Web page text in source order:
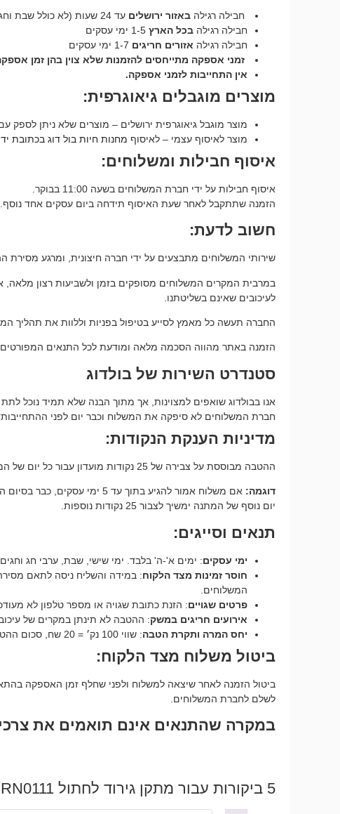
חבילה רגילה באזור ירושלים עד 24 שעות (לא כולל שבת וחג).
חבילה רגילה בכל הארץ
חבילה רגילה אזורים חריגים
זמני אספקה מתייחסים להזמנות שלא צוין בהן זמן
אין התחייבות לזמני אספקה.
מוצרים מוגבלים גיאוגרפית:
מוצר מוגבל גיאוגרפית ירושלים – מוצרים שלא ניתן לספק
מוצר לאיסוף עצמי – לאיסוף מחנות חיות בול דוג בכתובת יד חרוצים
איסוף חבילות ומשלוחים:
איסוף חבילות על ידי חברת המשלוחים בשעה 11:00 בבוקר.
הזמנה שתתקבל לאחר שעת האיסוף תידחה ביום עסקים אחד נוסף.
חשוב לדעת:
שירותי המשלוחים מתבצעים על ידי חברה חיצונית, ומרגע מסירת
במרבית המקרים המשלוחים מסופקים בזמן ולשביעות רצון מלאה, אך
לעיכובים שאינם בשליטתנו.
החברה תעשה כל מאמץ לסייע בטיפול בפניות וללוות את תהליך
הזמנה באתר מהווה הסכמה מלאה ומודעת לכל התנאים המפורטים
סטנדרט השירות של בולדוג
אנו בבולדוג שואפים למצוינות, אך מתוך הבנה שלא תמיד נוכל
חברת המשלוחים לא סיפקה את המשלוח וכבר יום לפני
מדיניות הענקת הנקודות:
ההטבה מבוססת על צבירה של 25 נקודות מועדון עבור כל יום של המתנה, החל מיום העסקים הרביעי מרגע איסוף החבילה (100 נק במצטבר).
דוגמה:
יום נוסף של המתנה ימשיך לצבור 25 נקודות נוספות.
תנאים וסייגים:
ימי עסקים: ימים א'-ה' בלבד. ימי שישי, שבת, ערבי חג וחגים
חוסר זמינות מצד הלקוח: במידה והשליח ניסה לתאם
המשלוחים.
פרטים שגויים: הזנת כתובת שגויה או מספר טלפון לא
אירועים חריגים במשק: ההטבה לא תינתן במקרים של
יחס המרה ותקרת הטבה: שווי 100 נק׳ = 20 שח, סכום ההטבה הכולל לא יעבור את ה-500 נקודות.
ביטול משלוח מצד הלקוח:
ביטול הזמנה לאחר שיצאה למשלוח ולפני שחלף זמן האספקה
לשלם לחברת המשלוחים.
במקרה שהתנאים אינם תואמים את
5 ביקורות עבור מתקן גירוד לחתול RN0111 – אפור – 135×45×45 סמ